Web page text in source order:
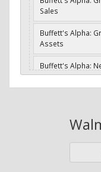
Sales
Buffett's Alpha:
Assets
Buffett's Alpha:
Assets
Buffett's Alpha:
Profit / Sales
Buffett's Alpha: